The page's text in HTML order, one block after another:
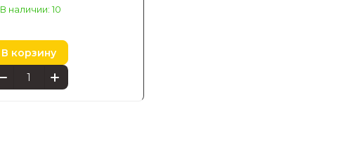
В наличии: 10
В корзину